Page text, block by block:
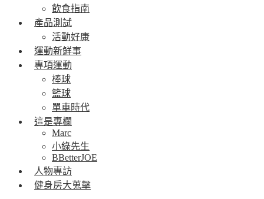
飲食指南
產品測試
活動好康
運動新鮮事
專項運動
棒球
籃球
單車時代
這是專欄
Marc
小綠先生
BBetterJOE
人物專訪
健身房大蒐擊